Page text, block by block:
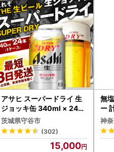
アサヒ スーパードライ 生
ジョッキ缶 340ml × 24本
(1ケース) ＜茨城工場＞ 缶
ビール お酒 Asahi 守谷市
茨城県守谷市
(302)
15,000
無
ー
】
神